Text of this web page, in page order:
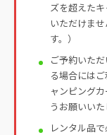
ズを超えた
いただけま
す。）
ご予約いた
る場合には
ャンピング
うお願いいた
レンタル品